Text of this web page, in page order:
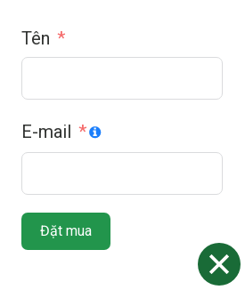
xuyên và sát cánh với
rất quan trọng. Mối quan
có thể làm giảm nguy cơ
nhớ và đột quỵ, đồng thời
hơn. Hãy thử một cuộc
tuần đơn giản, một bữa ăn
cà phê với hàng xóm.
đều đặn như vậy sẽ làm
đơn và cải thiện tâm trạng
Tên
E-mail
Đặt mua